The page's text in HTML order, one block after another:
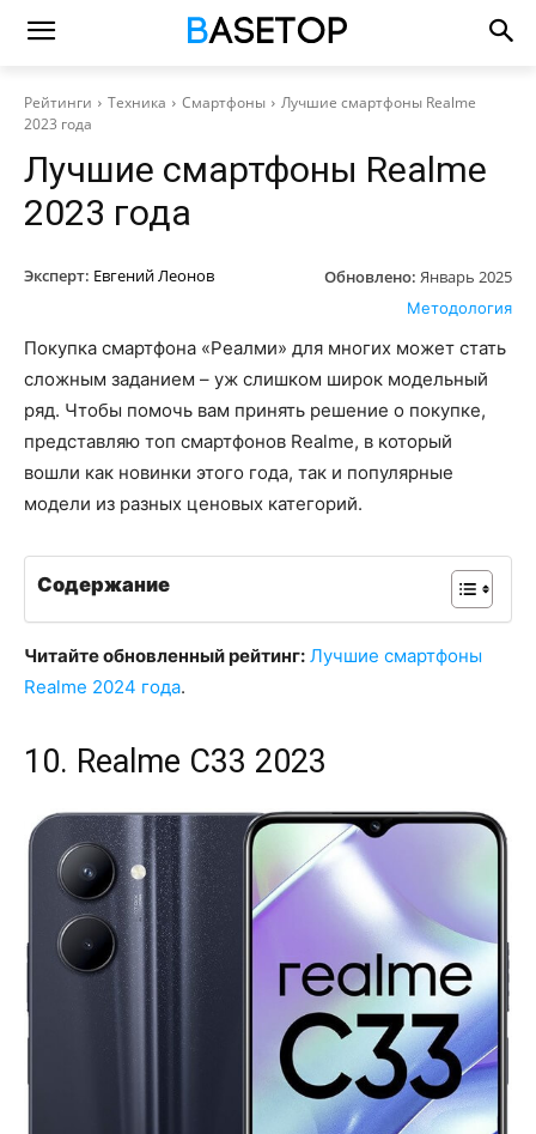
Рейтинги Техника Смартфоны
Лучшие смартфоны Realme
2023 года
Лучшие смартфоны Realme
2023 года
Эксперт: Евгений Леонов Обновлено: Январь 2025
Методология
Покупка смартфона «Реалми» для многих может стать
сложным заданием – уж слишком широк модельный
ряд. Чтобы помочь вам принять решение о покупке,
представляю топ смартфонов Realme, в который
вошли как новинки этого года, так и популярные
модели из разных ценовых категорий.
Содержание
Читайте обновленный рейтинг: Лучшие смартфоны
Realme 2024 года.
10. Realme C33 2023